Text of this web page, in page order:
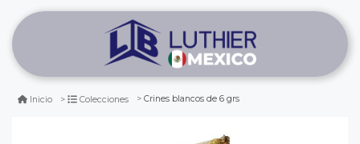
Inicio Colecciones Crines blancos de 6 grs